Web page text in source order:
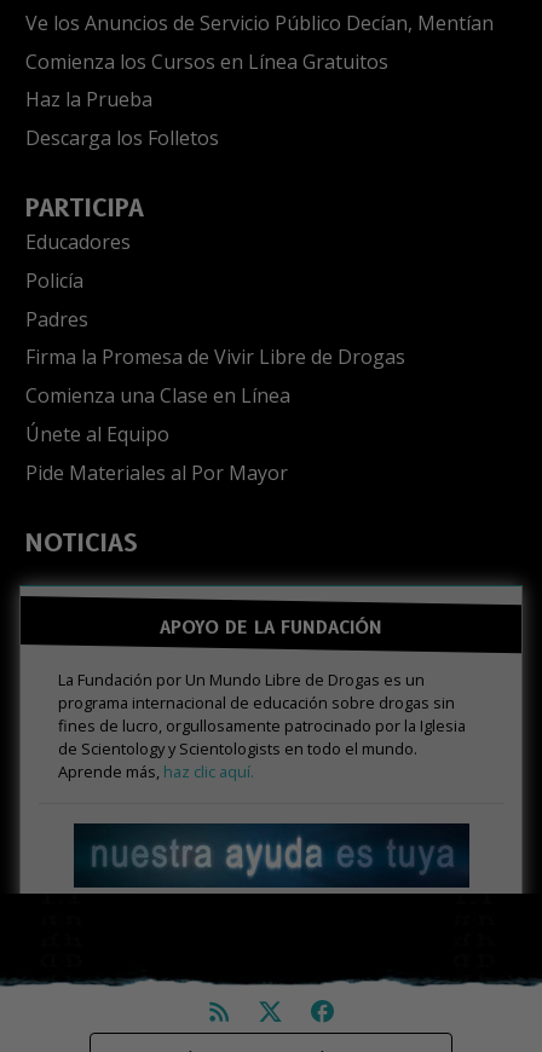
Ve los Anuncios de Servicio Público Decían, Mentían
Comienza los Cursos en Línea Gratuitos
Haz la Prueba
Descarga los Folletos
PARTICIPA
Educadores
Policía
Padres
Firma la Promesa de Vivir Libre de Drogas
Comienza una Clase en Línea
Únete al Equipo
Pide Materiales al Por Mayor
NOTICIAS
APOYO DE LA FUNDACIÓN
La Fundación por Un Mundo Libre de Drogas es un
programa internacional de educación sobre drogas sin
fines de lucro, orgullosamente patrocinado por la Iglesia
de Scientology y Scientologists en todo el mundo.
Aprende más, haz clic aquí.